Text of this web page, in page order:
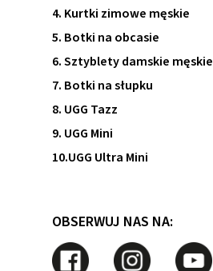
4. Kurtki zimowe męskie
5. Botki na obcasie
6. Sztyblety damskie męskie
7. Botki na słupku
8. UGG Tazz
9. UGG Mini
10.UGG Ultra Mini
OBSERWUJ NAS NA: